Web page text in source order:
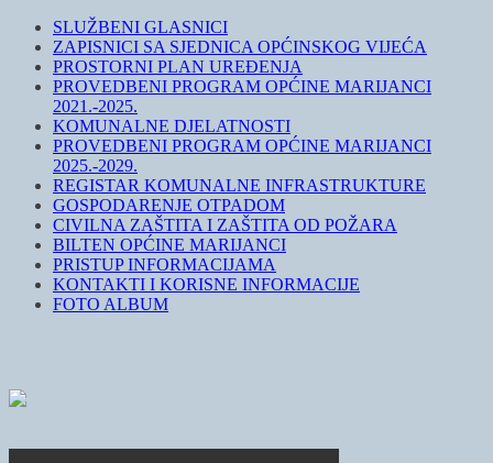
SLUŽBENI GLASNICI
ZAPISNICI SA SJEDNICA OPĆINSKOG VIJEĆA
PROSTORNI PLAN UREĐENJA
PROVEDBENI PROGRAM OPĆINE MARIJANCI
2021.-2025.
KOMUNALNE DJELATNOSTI
PROVEDBENI PROGRAM OPĆINE MARIJANCI
2025.-2029.
REGISTAR KOMUNALNE INFRASTRUKTURE
GOSPODARENJE OTPADOM
CIVILNA ZAŠTITA I ZAŠTITA OD POŽARA
BILTEN OPĆINE MARIJANCI
PRISTUP INFORMACIJAMA
KONTAKTI I KORISNE INFORMACIJE
FOTO ALBUM